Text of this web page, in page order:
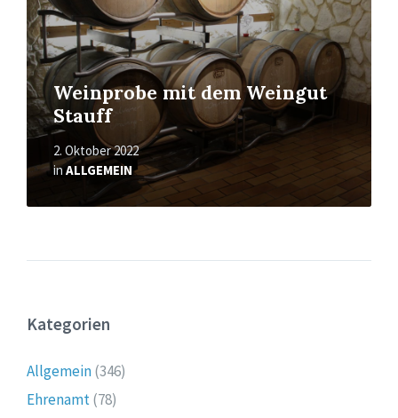
Weinprobe mit dem Weingut
Stauff
2. Oktober 2022
inALLGEMEIN
Kategorien
Allgemein(346)
Ehrenamt(78)